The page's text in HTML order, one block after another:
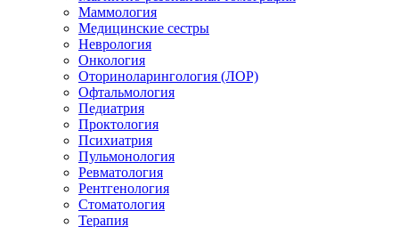
Маммология
Медицинские сестры
Неврология
Онкология
Оториноларингология (ЛОР)
Офтальмология
Педиатрия
Проктология
Психиатрия
Пульмонология
Ревматология
Рентгенология
Стоматология
Терапия